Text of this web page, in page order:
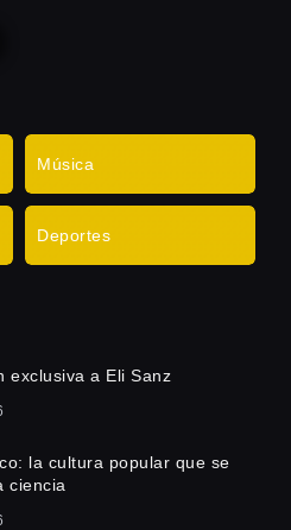
Música
Deportes
exclusiva a Eli Sanz
la cultura popular que se
ciencia